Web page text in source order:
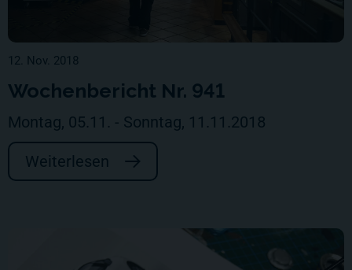
12. Nov. 2018
Wochenbericht Nr. 941
Montag, 05.11. - Sonntag, 11.11.2018
Weiterlesen